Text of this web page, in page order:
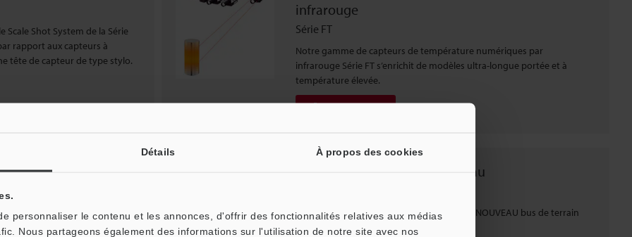
Détails À propos des cookies
personnaliser le contenu et les annonces, d'offrir des fonctionnalités relatives aux médias
Nous partageons également des informations sur l'utilisation de notre site avec nos
Scale Shot System de la Série
rapport aux capteurs à
tête de capteur de type stylo.
infrarouge
Série FT
Notre gamme de capteurs de température numériques par
infrarouge Série FT s’enrichit de modèles ultra-longue portée et à
température élevée.
Catalogues
et CCD
gamme de capteurs haute
exceptionnel, car ils
Unité de communication réseau
Câblage considérablement réduit grâce au NOUVEAU bus de terrain
ouvert.